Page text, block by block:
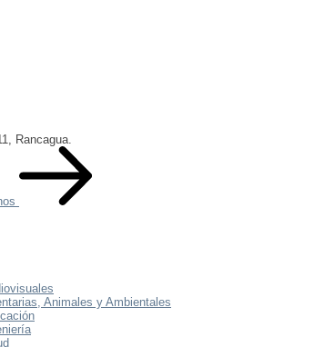
Rancagua.
Animales y Ambientales